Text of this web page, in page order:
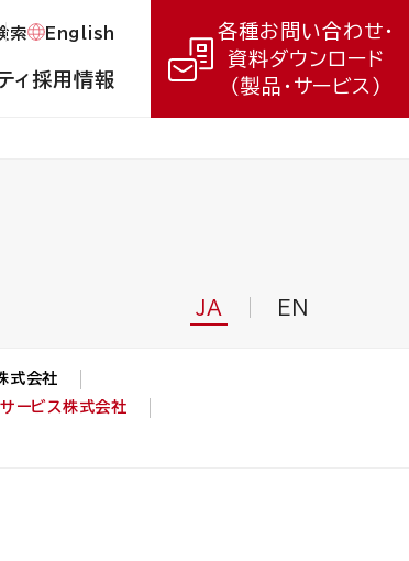
索 English
ィ採用情報
各種お問い合わせ・
資料ダウンロード
（製品・サービス）
JA EN
式会社
ービス株式会社